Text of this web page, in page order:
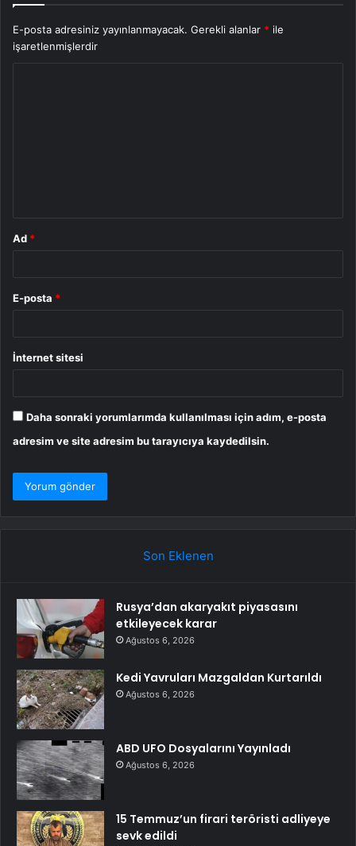
E-posta adresiniz yayınlanmayacak. Gerekli alanlar * ile
işaretlenmişlerdir
Ad *
E-posta *
İnternet sitesi
Daha sonraki yorumlarımda kullanılması için adım, e-posta
adresim ve site adresim bu tarayıcıya kaydedilsin.
Son Eklenen
Rusya’dan akaryakıt piyasasını
etkileyecek karar
Ağustos 6, 2026
Kedi Yavruları Mazgaldan Kurtarıldı
Ağustos 6, 2026
ABD UFO Dosyalarını Yayınladı
Ağustos 6, 2026
15 Temmuz’un firari teröristi adliyeye
sevk edildi